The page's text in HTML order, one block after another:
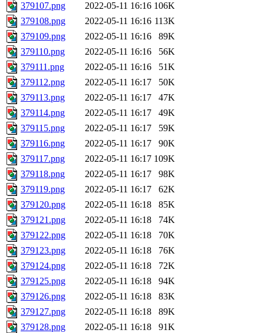
379107.png
2022-05-11 16:16 106K
379108.png
2022-05-11 16:16 113K
379109.png
2022-05-11 16:16
89K
379110.png
2022-05-11 16:16
56K
379111.png
2022-05-11 16:16
51K
379112.png
2022-05-11 16:17
50K
379113.png
2022-05-11 16:17
47K
379114.png
2022-05-11 16:17
49K
379115.png
2022-05-11 16:17
59K
379116.png
2022-05-11 16:17
90K
379117.png
2022-05-11 16:17 109K
379118.png
2022-05-11 16:17
98K
379119.png
2022-05-11 16:17
62K
379120.png
2022-05-11 16:18
85K
379121.png
2022-05-11 16:18
74K
379122.png
2022-05-11 16:18
70K
379123.png
2022-05-11 16:18
76K
379124.png
2022-05-11 16:18
72K
379125.png
2022-05-11 16:18
94K
379126.png
2022-05-11 16:18
83K
379127.png
2022-05-11 16:18
89K
379128.png
2022-05-11 16:18
91K